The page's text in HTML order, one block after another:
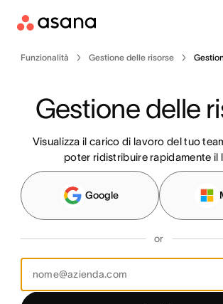
Funzionalità Gestione delle risorse
Gestione delle
Visualizza il carico di lavoro del tuo
poter ridistribuire rapidamente il
Google
or